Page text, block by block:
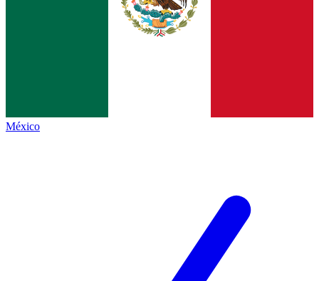
México